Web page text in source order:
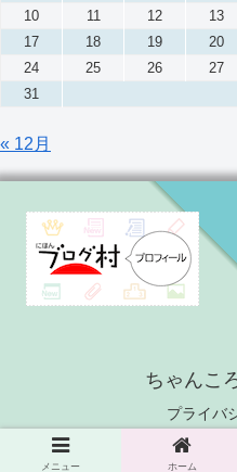
10
11 12 13
17
18 19 20
24
25 26 27
31
« 12月
ちゃんこ
プライバ
© 2021 ちゃ
メニュー ホーム